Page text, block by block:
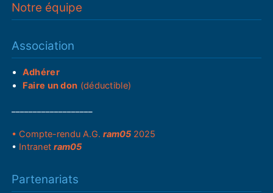
Notre équipe
Association
Adhérer
Faire un don (déductible)
• Compte-rendu A.G.ram05 2025
• Intranetram05
Partenariats